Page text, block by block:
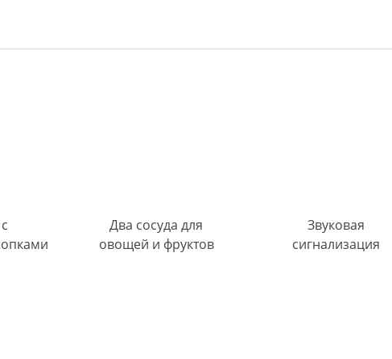
Два сосуда для
овощей и фруктов
Звуковая
сигнализация